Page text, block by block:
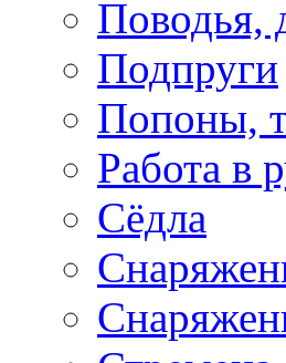
Поводья,
Подпруги
Попоны,
Работа в
Сёдла